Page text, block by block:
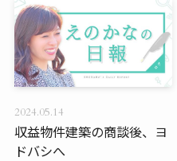
収益物件建築の商談後、ヨ
ドバシへ
2024.05.14